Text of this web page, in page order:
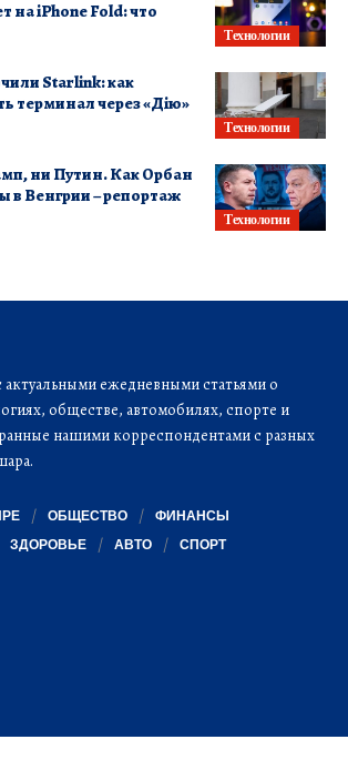
Технологии
на iPhone Fold: что
Технологии
Starlink: как
терминал через «Дію»
Технологии
ни Путин. Как Орбан
в Венгрии – репортаж
ежедневными статьями о
обществе, автомобилях, спорте и
нашими корреспондентами с разных
ОБЩЕСТВО
ФИНАНСЫ
ЗДОРОВЬЕ АВТО СПОРТ